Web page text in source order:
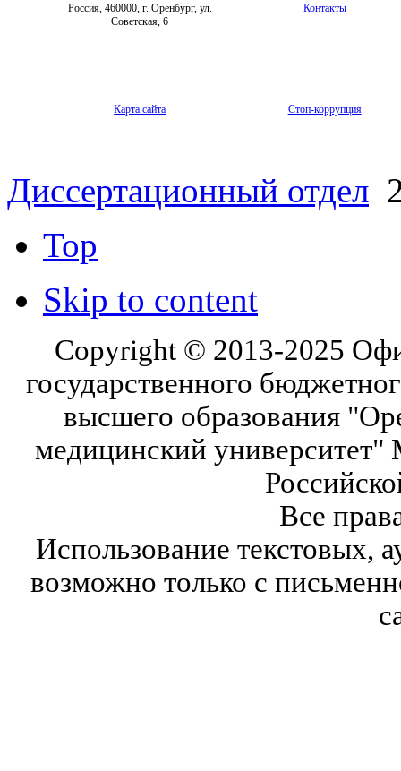
Россия, 460000, г. Оренбург, ул.
Советская, 6
Контакты
Карта сайта Стоп-коррупция
Диссертационный отдел
Top
Skip to content
Copyright © 2013-2025
государственного
высшего образования
медицинский университет"
Все
Использование текстовых,
возможно только с